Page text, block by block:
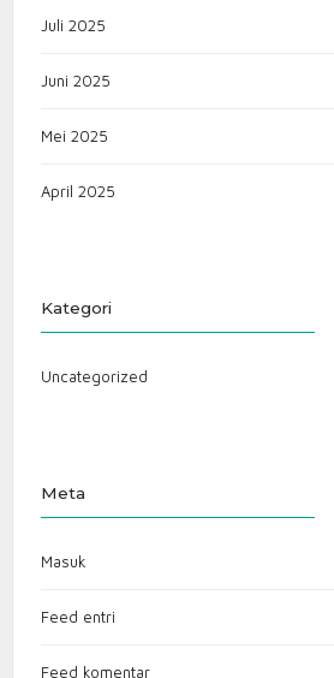
Juli 2025
Juni 2025
Mei 2025
April 2025
Kategori
Uncategorized
Meta
Masuk
Feed entri
Feed komentar